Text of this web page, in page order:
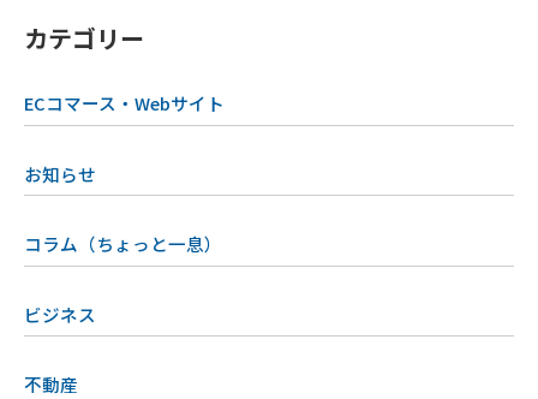
カテゴリー
ECコマース・Webサイト
お知らせ
コラム（ちょっと一息）
ビジネス
不動産